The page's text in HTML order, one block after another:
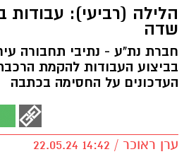
הלילה (רביעי): עבודות
שדה
חברת נת"ע - נתיבי תחבורה
בביצוע העבודות להקמת
העדכונים על החסימה בכתבה
ערן ראוכר / 14:42 22.05.24